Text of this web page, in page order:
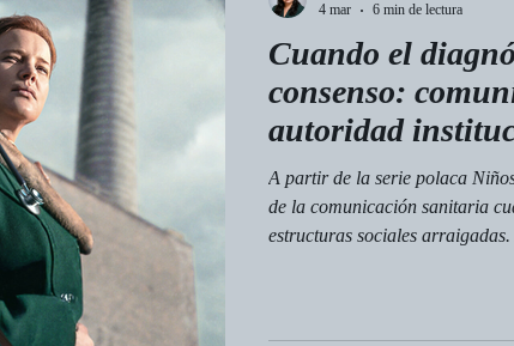
Cuando el
consenso:
autoridad
en Niños de
A partir de la serie polaca
de la comunicación sanitaria
estructuras sociales
4 mar
6 min de lectura